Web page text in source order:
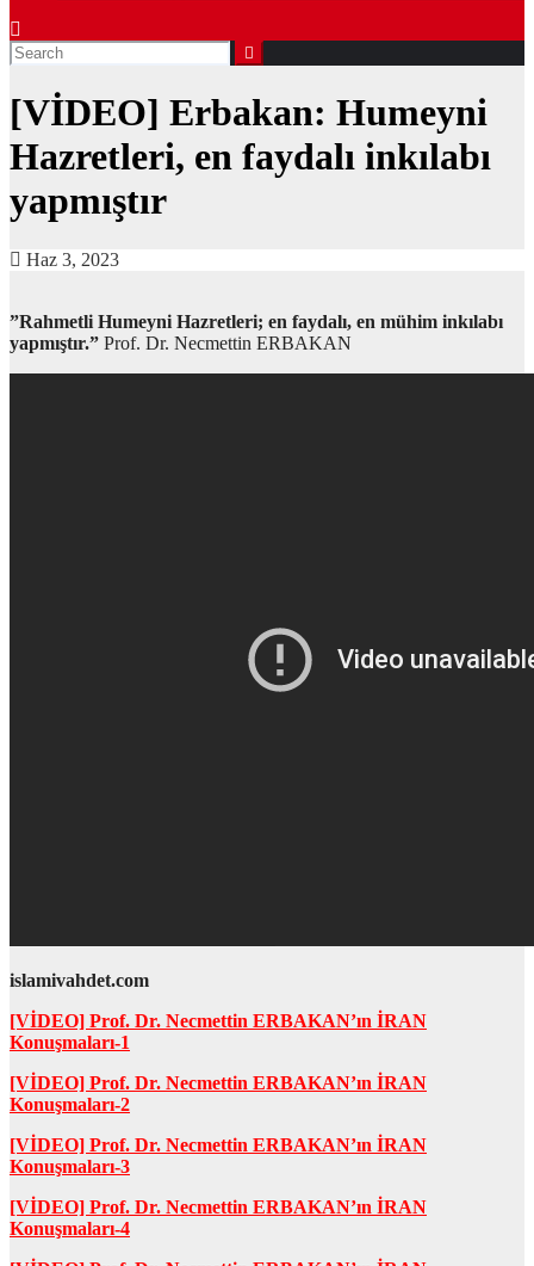
[VİDEO] Erbakan: Humeyni
Hazretleri, en faydalı inkılabı
yapmıştır
Haz 3, 2023
”Rahmetli Humeyni Hazretleri; en faydalı, en mühim inkılabı
yapmıştır.” Prof. Dr. Necmettin ERBAKAN
islamivahdet.com
[VİDEO] Prof. Dr. Necmettin ERBAKAN’ın İRAN
Konuşmaları-1
[VİDEO] Prof. Dr. Necmettin ERBAKAN’ın İRAN
Konuşmaları-2
[VİDEO] Prof. Dr. Necmettin ERBAKAN’ın İRAN
Konuşmaları-3
[VİDEO] Prof. Dr. Necmettin ERBAKAN’ın İRAN
Konuşmaları-4